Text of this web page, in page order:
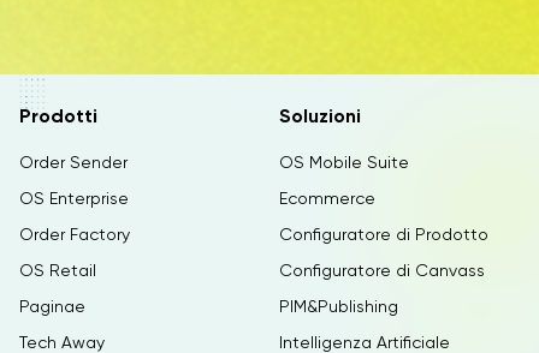
Prodotti
Order Sender
OS Enterprise
Order Factory
OS Retail
Paginae
Tech Away
Soluzioni
OS Mobile Suite
Ecommerce
Configuratore di Prodotto
Configuratore di Canvass
PIM&Publishing
Intelligenza Artificiale